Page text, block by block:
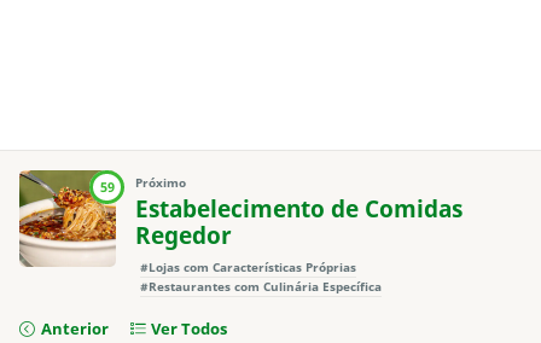
59 Próximo
Estabelecimento de Comidas
Regedor
#Lojas com Características Próprias
#Restaurantes com Culinária Específica
Anterior Ver Todos